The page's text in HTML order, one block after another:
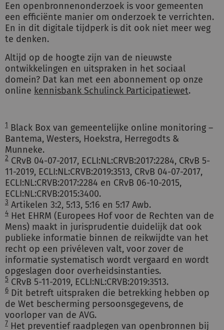
Een openbronnenonderzoek is voor gemeenten
een efficiënte manier om onderzoek te verrichten.
En in dit digitale tijdperk is dit ook niet meer weg
te denken.
Altijd op de hoogte zijn van de nieuwste
ontwikkelingen en uitspraken in het sociaal
domein? Dat kan met een abonnement op onze
online kennisbank Schulinck Participatiewet.
1 Black Box van gemeentelijke online monitoring –
Bantema, Westers, Hoekstra, Herregodts &
Munneke.
2 CRvB 04-07-2017, ECLI:NL:CRVB:2017:2284, CRvB 5-
11-2019, ECLI:NL:CRVB:2019:3513, CRvB 04-07-2017,
ECLI:NL:CRVB:2017:2284 en CRvB 06-10-2015,
ECLI:NL:CRVB:2015:3400.
3 Artikelen 3:2, 5:13, 5:16 en 5:17 Awb.
4 Het EHRM (Europees Hof voor de Rechten van de
Mens) maakt in jurisprudentie duidelijk dat ook
publieke informatie binnen de reikwijdte van het
recht op een privéleven valt, voor zover de
informatie systematisch wordt vergaard en wordt
opgeslagen door overheidsinstanties.
5 CRvB 5-11-2019, ECLI:NL:CRVB:2019:3513.
6 Dit betreft uitspraken die betrekking hebben op
de Wet bescherming persoonsgegevens, de
voorloper van de AVG.
7 Het preventief raadplegen van openbronnen bij